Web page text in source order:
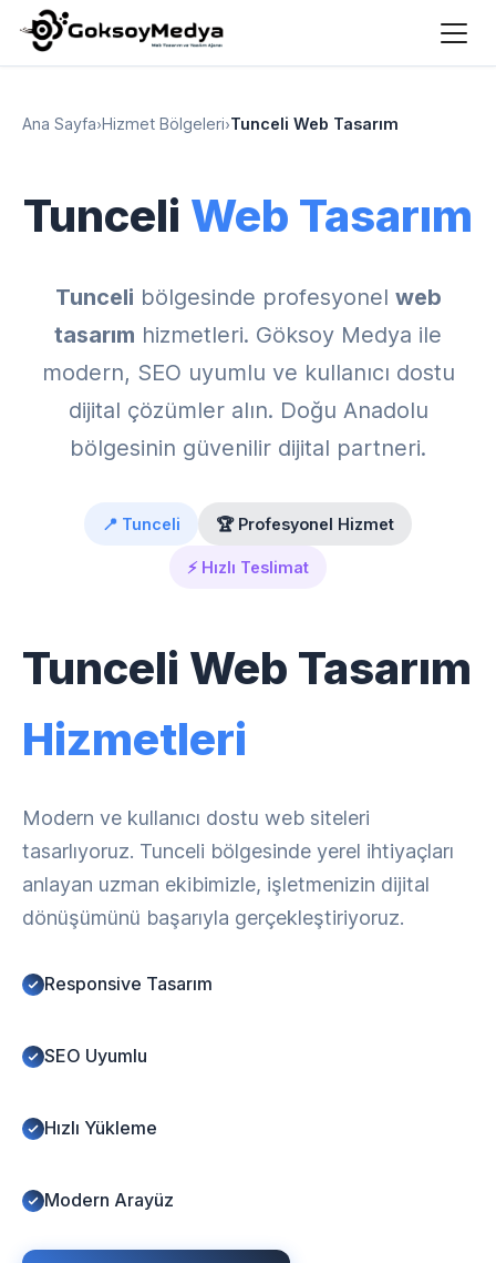
Ana Sayfa›Hizmet Bölgeleri›Tunceli Web Tasarım
Tunceli Web Tasarım
Tunceli bölgesinde profesyonel web
tasarım hizmetleri. Göksoy Medya ile
modern, SEO uyumlu ve kullanıcı dostu
dijital çözümler alın. Doğu Anadolu
bölgesinin güvenilir dijital partneri.
📍 Tunceli 🏆 Profesyonel Hizmet
⚡ Hızlı Teslimat
Tunceli Web Tasarım
Hizmetleri
Modern ve kullanıcı dostu web siteleri
tasarlıyoruz. Tunceli bölgesinde yerel ihtiyaçları
anlayan uzman ekibimizle, işletmenizin dijital
dönüşümünü başarıyla gerçekleştiriyoruz.
Responsive Tasarım
SEO Uyumlu
Hızlı Yükleme
Modern Arayüz